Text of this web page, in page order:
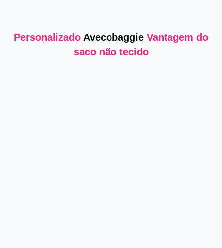
Personalizado Avecobaggie Vantagem do
saco não tecido